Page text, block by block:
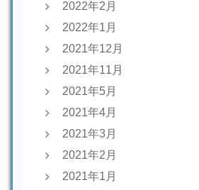
2022年2月
2022年1月
2021年12月
2021年11月
2021年5月
2021年4月
2021年3月
2021年2月
2021年1月